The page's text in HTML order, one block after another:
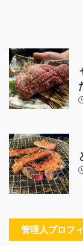
管理人プロフ